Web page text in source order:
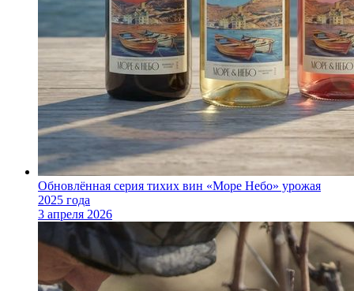
Обновлённая серия тихих вин «Море Небо» урожая
2025 года
3 апреля 2026